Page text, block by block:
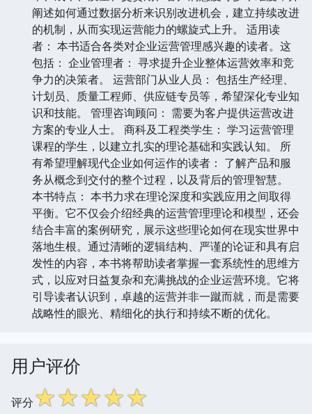
阐述如何通过数据分析来识别改进机会，建立持续改进
的机制，从而实现运营能力的螺旋式上升。 适用读
者： 本书适合各类对企业运营管理感兴趣的读者。这
包括： 企业管理者： 寻求提升企业整体运营效率和竞
争力的决策者。 运营部门从业人员： 包括生产经理、
计划员、质量工程师、供应链专员等，希望深化专业知
识和技能。 管理咨询顾问： 需要为客户提供运营改进
方案的专业人士。 商科及工程类学生： 学习运营管理
课程的学生，以建立扎实的理论基础和实践认知。 所
有希望理解现代企业如何运作的读者： 了解产品和服
务从概念到交付的整个过程，以及背后的管理智慧。
本书特点： 本书力求在理论深度和实践应用之间取得
平衡。它不仅会介绍经典的运营管理理论和模型，还会
结合丰富的案例研究，展示这些理论如何在现实世界中
落地生根。通过清晰的逻辑结构、严谨的论证和具有启
发性的内容，本书将帮助读者掌握一套系统性的思维方
式，以应对日益复杂和充满挑战的企业运营环境。它将
引导读者认识到，卓越的运营并非一蹴而就，而是需要
战略性的眼光、精细化的执行和持续不断的优化。
用户评价
评分☆☆☆☆☆